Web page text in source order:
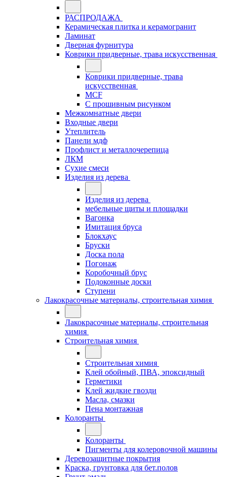
РАСПРОДАЖА
Керамическая плитка и керамогранит
Ламинат
Дверная фурнитура
Коврики придверные, трава искусственная
Коврики придверные, трава
искусственная
MCF
С прошивным рисунком
Межкомнатные двери
Входные двери
Утеплитель
Панели мдф
Профлист и металлочерепица
ЛКМ
Сухие смеси
Изделия из дерева
Изделия из дерева
мебельные щиты и площадки
Вагонка
Имитация бруса
Блокхаус
Бруски
Доска пола
Погонаж
Коробочный брус
Подоконные доски
Ступени
Лакокрасочные материалы, строительная химия
Лакокрасочные материалы, строительная
химия
Строительная химия
Строительная химия
Клей обойный, ПВА, эпоксидный
Герметики
Клей жидкие гвозди
Масла, смазки
Пена монтажная
Колоранты
Колоранты
Пигменты для колеровочной машины
Деревозащитные покрытия
Краска, грунтовка для бет.полов